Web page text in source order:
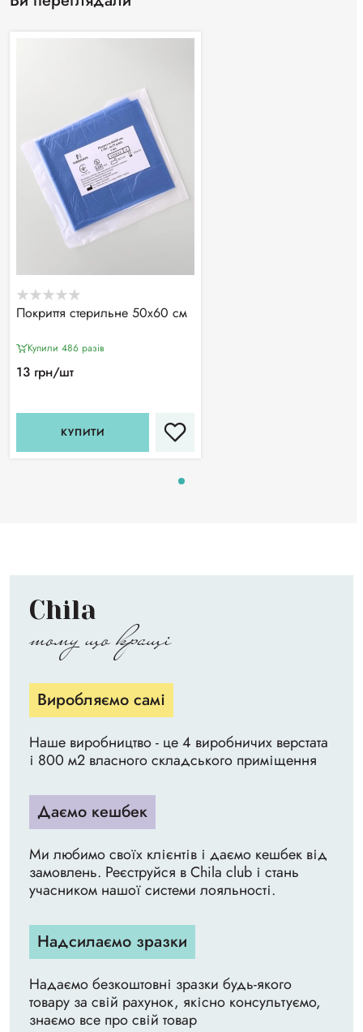
Покриття стерильне 50х60 см
Купили 486 разiв
13 грн/шт
КУПИТИ
Chila
тому що кращі
Виробляємо самі
Наше виробництво - це 4 виробничих верстата
і 800 м2 власного складського приміщення
Даємо кешбек
Ми любимо своїх клієнтів і даємо кешбек від
замовлень. Реєструйся в Chila club і стань
учасником нашої системи лояльності.
Надсилаємо зразки
Надаємо безкоштовні зразки будь-якого
товару за свій рахунок, якісно консультуємо,
знаємо все про свій товар